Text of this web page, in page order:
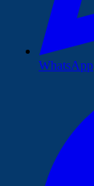
WhatsApp